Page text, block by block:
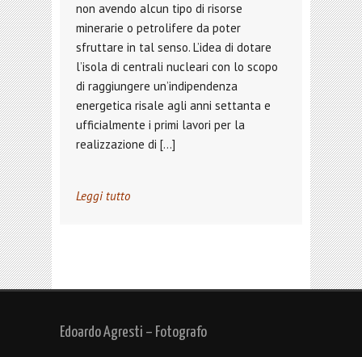
non avendo alcun tipo di risorse
minerarie o petrolifere da poter
sfruttare in tal senso. L’idea di dotare
l’isola di centrali nucleari con lo scopo
di raggiungere un’indipendenza
energetica risale agli anni settanta e
ufficialmente i primi lavori per la
realizzazione di […]
Leggi tutto
Edoardo Agresti – Fotografo